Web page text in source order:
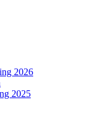
2026
2025